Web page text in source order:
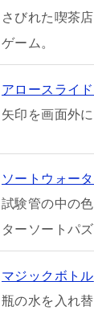
さびれた喫茶
ゲーム。
アロースライ
矢印を画面外
ソートウォー
試験管の中の
ターソートパズ
マジックボトル
瓶の水を入れ